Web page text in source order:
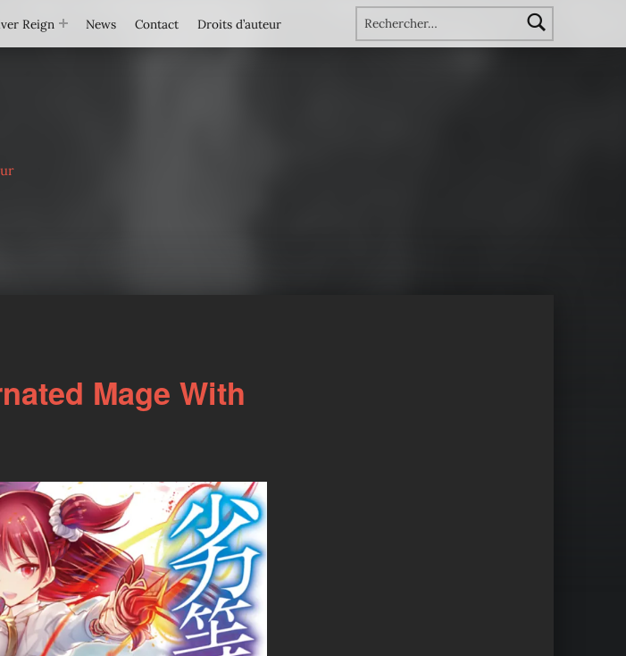
Rechercher :
Reign News Contact Droits d’auteur
Mage With